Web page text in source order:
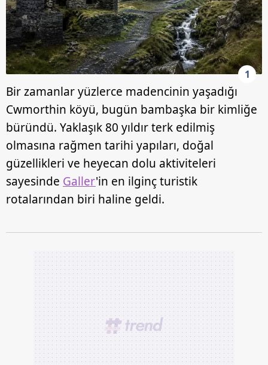
1
Bir zamanlar yüzlerce madencinin yaşadığı
Cwmorthin köyü, bugün bambaşka bir kimliğe
büründü. Yaklaşık 80 yıldır terk edilmiş
olmasına rağmen tarihi yapıları, doğal
güzellikleri ve heyecan dolu aktiviteleri
sayesinde Galler'in en ilginç turistik
rotalarından biri haline geldi.